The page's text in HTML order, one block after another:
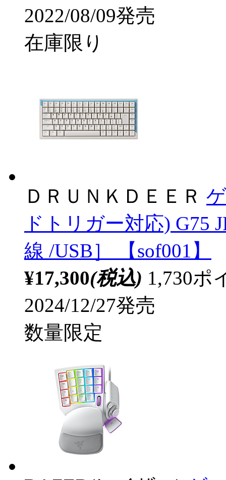
2022/08/09発売
在庫限り
ＤＲＵＮＫＤＥＥＲ
ドトリガー対応) G75
線 /USB］ 【sof001】
¥17,300(税込) 1,730ポ
2024/12/27発売
数量限定